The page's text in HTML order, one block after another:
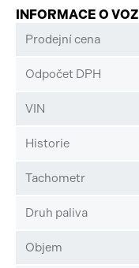
INFORMACE O
Prodejní cena
Odpočet DPH
VIN
Historie
Tachometr
Druh paliva
Objem